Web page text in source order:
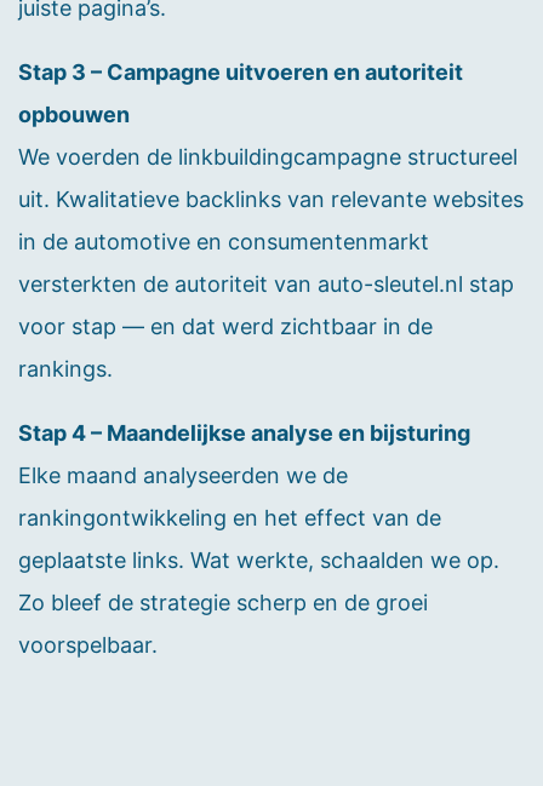
juiste pagina’s.
Stap 3 – Campagne uitvoeren en autoriteit
opbouwen
We voerden de linkbuildingcampagne structureel
uit. Kwalitatieve backlinks van relevante websites
in de automotive en consumentenmarkt
versterkten de autoriteit van auto-sleutel.nl stap
voor stap — en dat werd zichtbaar in de
rankings.
Stap 4 – Maandelijkse analyse en bijsturing
Elke maand analyseerden we de
rankingontwikkeling en het effect van de
geplaatste links. Wat werkte, schaalden we op.
Zo bleef de strategie scherp en de groei
voorspelbaar.